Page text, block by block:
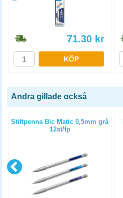
71.30 kr
KÖP
Andra gillade också
Stiftpenna Bic Matic 0,5mm grå
12st/fp